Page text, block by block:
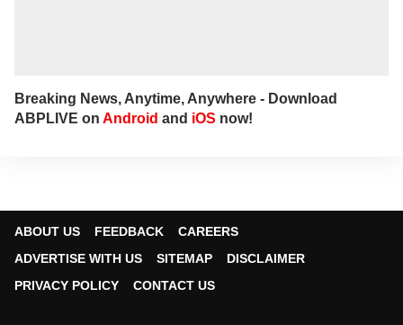
Breaking News, Anytime, Anywhere - Download
ABPLIVE on Android and iOS now!
ABOUT US FEEDBACK
CAREERS
ADVERTISE WITH US
SITEMAP
DISCLAIMER
PRIVACY POLICY
CONTACT US